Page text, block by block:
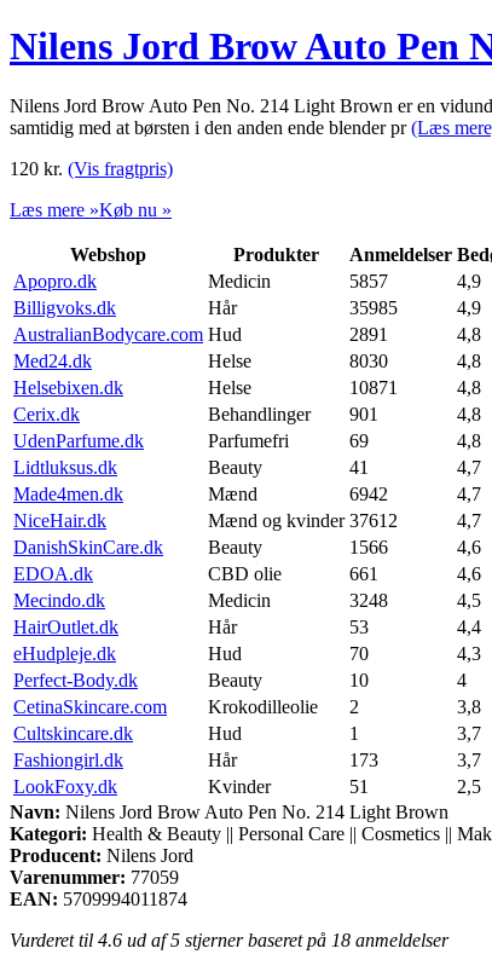
Nilens Jord Brow Auto Pen
Nilens Jord Brow Auto Pen No. 214 Light Brown er en
samtidig med at børsten i den anden ende blender pr(Læs
120 kr. (Vis fragtpris)
Læs mere »Køb nu »
Webshop Produkter Anmeldelser
Apopro.dk
Medicin 5857 4,9
Billigvoks.dk
Hår 35985 4,9
AustralianBodycare.com Hud 2891 4,8
Med24.dk
Helse 8030 4,8
Helsebixen.dk
Helse 10871 4,8
Cerix.dk
Behandlinger 901 4,8
UdenParfume.dk
Parfumefri 69 4,8
Lidtluksus.dk
Beauty 41 4,7
Made4men.dk
Mænd 6942 4,7
NiceHair.dk
Mænd og kvinder 37612 4,7
DanishSkinCare.dk
Beauty 1566 4,6
EDOA.dk
CBD olie 661 4,6
Mecindo.dk
Medicin 3248 4,5
HairOutlet.dk
Hår 53 4,4
eHudpleje.dk
Hud 70 4,3
Perfect-Body.dk
Beauty 10 4
CetinaSkincare.com
Krokodilleolie 2 3,8
Cultskincare.dk
Hud 1 3,7
Fashiongirl.dk
Hår 173 3,7
LookFoxy.dk
Kvinder 51 2,5
Navn: Nilens Jord Brow Auto Pen No. 214 Light Brown
Kategori: Health & Beauty || Personal Care || Cosmetics ||
Producent: Nilens Jord
Varenummer: 77059
EAN: 5709994011874
Vurderet til 4.6 ud af 5 stjerner baseret på 18 anmeldelser